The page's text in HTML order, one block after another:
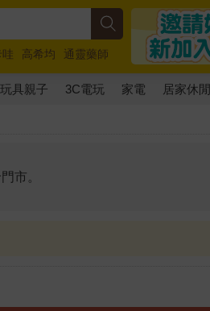
高希均
通靈藥師
玩具親子 3C電玩 家電 居家休閒
市。